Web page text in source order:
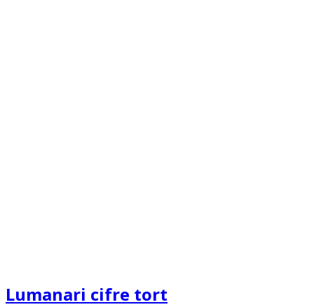
Lumanari cifre tort